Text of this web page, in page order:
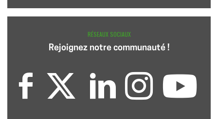
RÉSEAUX SOCIAUX
Rejoignez notre communauté !